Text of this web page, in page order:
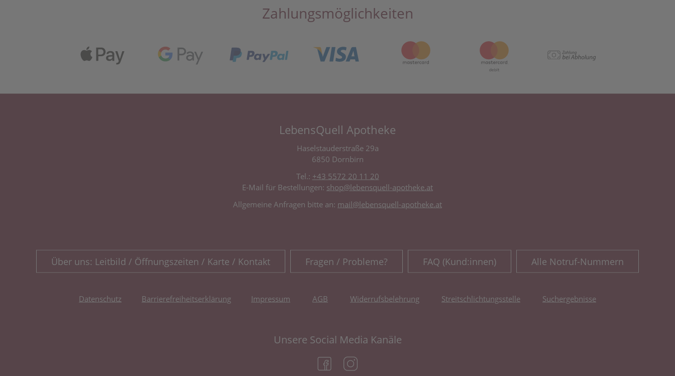
Zahlungsmöglichkeiten
LebensQuell Apotheke
Haselstauderstraße 29a
6850 Dornbirn
Tel.: +43 5572 20 11 20
E-Mail für Bestellungen: shop@lebensquell-apotheke.at
Allgemeine Anfragen bitte an: mail@lebensquell-apotheke.at
Über uns: Leitbild / Öffnungszeiten / Karte / Kontakt Fragen / Probleme? FAQ (Kund:innen) Alle Notruf-Nummern
Datenschutz Barrierefreiheitserklärung Impressum AGB Widerrufsbelehrung Streitschlichtungsstelle Suchergebnisse
Unsere Social Media Kanäle
(öffnet in neuem Tab)